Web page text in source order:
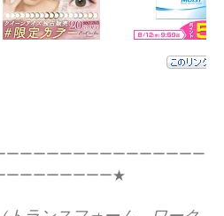
ーーーーーーーーーーーーーーー
ーーーーーーーー★